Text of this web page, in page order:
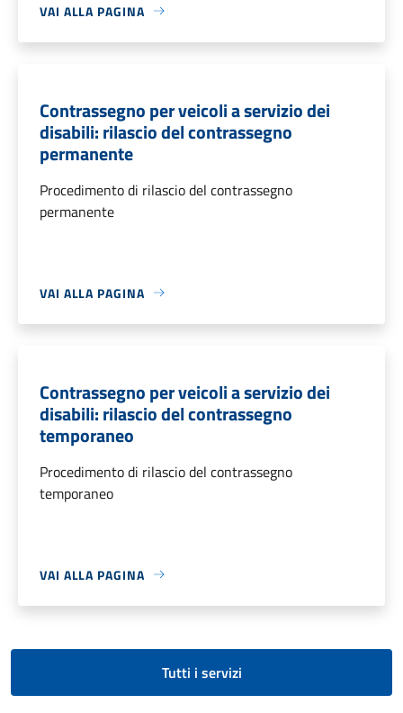
VAI ALLA PAGINA
Contrassegno per veicoli a servizio dei
disabili: rilascio del contrassegno
permanente
Procedimento di rilascio del contrassegno
permanente
VAI ALLA PAGINA
Contrassegno per veicoli a servizio dei
disabili: rilascio del contrassegno
temporaneo
Procedimento di rilascio del contrassegno
temporaneo
VAI ALLA PAGINA
Tutti i servizi